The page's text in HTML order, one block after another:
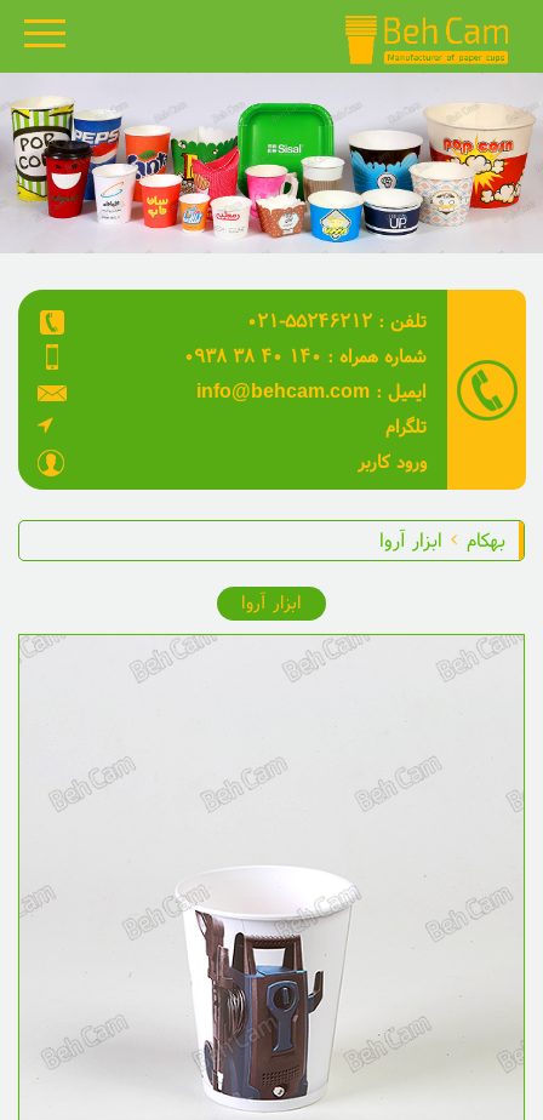
بهکام
محصولات
گالری نمونه کارها
مقالات
درباره ما
تماس با ما
۰۲۱-۵۵۲۴۶۲۱۲ : تلفن
۰۹۳۸ ۳۸ ۴۰ ۱۴۰ : شماره همراه
info@behcam.com : ایمیل
تلگرام
ورود کاربر
بهکام ابزار آروا
ابزار آروا